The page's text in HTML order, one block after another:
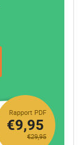
Rapport PDF
€29,95
€9,95